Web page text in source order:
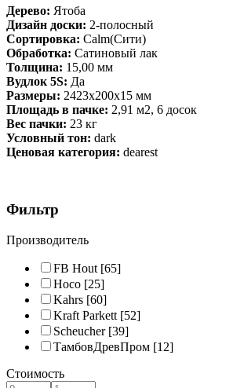
Дерево: Ятоба
Дизайн доски: 2-полосный
Сортировка: Calm(Сити)
Обработка: Сатиновый лак
Толщина: 15,00 мм
Вудлок 5S: Да
Размеры: 2423х200х15 мм
Площадь в пачке: 2,91 м2, 6 досок
Вес пачки: 23 кг
Условный тон: dark
Ценовая категория: dearest
Фильтр
Производитель
FB Hout [65]
Hoco [25]
Kahrs [60]
Kraft Parkett [52]
Scheucher[39]
ТамбовДревПром [12]
Стоимость